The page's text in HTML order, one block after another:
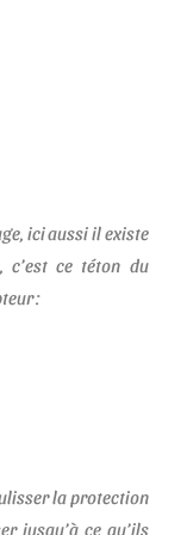
ici aussi il existe
c’est ce téton du
:
la protection
jusqu’à ce qu’ils